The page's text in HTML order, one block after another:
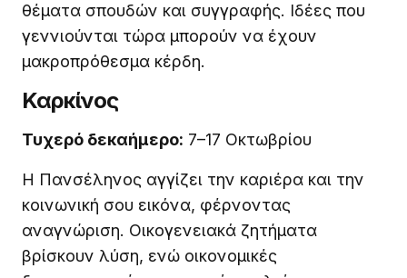
θέματα σπουδών και συγγραφής. Ιδέες που
γεννιούνται τώρα μπορούν να έχουν
μακροπρόθεσμα κέρδη.
Καρκίνος
Τυχερό δεκαήμερο: 7–17 Οκτωβρίου
Η Πανσέληνος αγγίζει την καριέρα και την
κοινωνική σου εικόνα, φέρνοντας
αναγνώριση. Οικογενειακά ζητήματα
βρίσκουν λύση, ενώ οικονομικές